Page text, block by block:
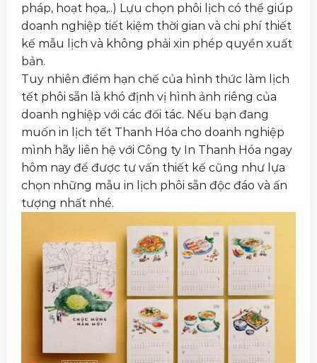
pháp, hoạt họa,..) Lựu chọn phôi lịch có thể giúp
doanh nghiệp tiết kiệm thời gian và chi phí thiết
kế mẫu lịch và không phải xin phép quyền xuất
bản.
Tuy nhiên điểm hạn chế của hình thức làm lịch
tết phôi sẵn là khó định vị hình ảnh riêng của
doanh nghiệp với các đối tác. Nếu bạn đang
muốn in lịch tết Thanh Hóa cho doanh nghiệp
mình hãy liên hệ với Công ty In Thanh Hóa ngay
hôm nay để được tư vấn thiết kế cũng như lựa
chọn những mẫu in lịch phôi sẵn độc đáo và ấn
tượng nhất nhé.